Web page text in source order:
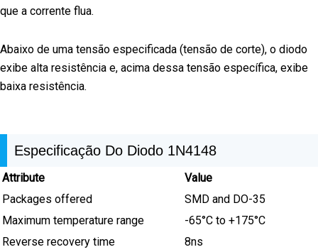
que a corrente flua.
Abaixo de uma tensão especificada (tensão de corte), o diodo
exibe alta resistência e, acima dessa tensão específica, exibe
baixa resistência.
Especificação Do Diodo 1N4148
Attribute
Value
Packages offered
SMD and DO-35
Maximum temperature range
-65°C to +175°C
Reverse recovery time
8ns